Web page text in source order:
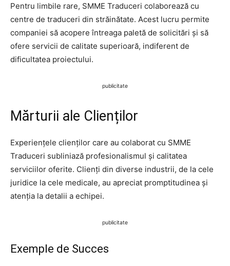
Pentru limbile rare, SMME Traduceri colaborează cu
centre de traduceri din străinătate. Acest lucru permite
companiei să acopere întreaga paletă de solicitări și să
ofere servicii de calitate superioară, indiferent de
dificultatea proiectului.
publicitate
Mărturii ale Clienților
Experiențele clienților care au colaborat cu SMME
Traduceri subliniază profesionalismul și calitatea
serviciilor oferite. Clienți din diverse industrii, de la cele
juridice la cele medicale, au apreciat promptitudinea și
atenția la detalii a echipei.
publicitate
Exemple de Succes